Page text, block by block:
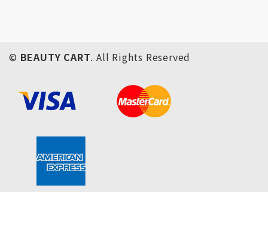
© BEAUTY CART. All Rights Reserved